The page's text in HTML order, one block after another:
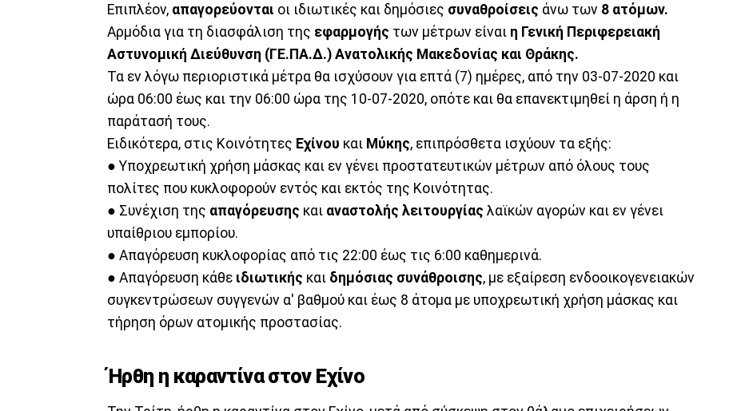
Επιπλέον, απαγορεύονται οι ιδιωτικές και δημόσιες συναθροίσεις άνω των 8 ατόμων.
Αρμόδια για τη διασφάλιση της εφαρμογής των μέτρων είναι η Γενική Περιφερειακή
Αστυνομική Διεύθυνση (ΓΕ.ΠΑ.Δ.) Ανατολικής Μακεδονίας και Θράκης.
Τα εν λόγω περιοριστικά μέτρα θα ισχύσουν για επτά (7) ημέρες, από την 03-07-2020 και
ώρα 06:00 έως και την 06:00 ώρα της 10-07-2020, οπότε και θα επανεκτιμηθεί η άρση ή η
παράτασή τους.
Ειδικότερα, στις Κοινότητες Εχίνου και Μύκης, επιπρόσθετα ισχύουν τα εξής:
● Υποχρεωτική χρήση μάσκας και εν γένει προστατευτικών μέτρων από όλους τους
πολίτες που κυκλοφορούν εντός και εκτός της Κοινότητας.
● Συνέχιση της απαγόρευσης και αναστολής λειτουργίας λαϊκών αγορών και εν γένει
υπαίθριου εμπορίου.
● Απαγόρευση κυκλοφορίας από τις 22:00 έως τις 6:00 καθημερινά.
● Απαγόρευση κάθε ιδιωτικής και δημόσιας συνάθροισης, με εξαίρεση ενδοοικογενειακών
συγκεντρώσεων συγγενών α' βαθμού και έως 8 άτομα με υποχρεωτική χρήση μάσκας και
τήρηση όρων ατομικής προστασίας.
Ήρθη η καραντίνα στον Εχίνο